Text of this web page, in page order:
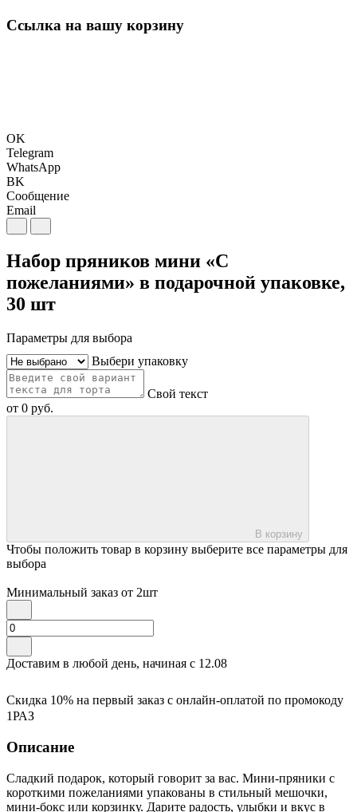
Ссылка на вашу корзину
OK
Telegram
WhatsApp
BK
Сообщение
Email
Набор пряников мини «С
пожеланиями» в подарочной упаковке,
30 шт
Параметры для выбора
Выбери упаковку
Свой текст
от 0 руб.
В корзину
Чтобы положить товар в корзину выберите все параметры для
выбора
Минимальный заказ от 2шт
Доставим в любой день, начиная с 12.08
Скидка 10% на первый заказ с онлайн-оплатой по промокоду
1РАЗ
Описание
Сладкий подарок, который говорит за вас. Мини-пряники с
короткими пожеланиями упакованы в стильный мешочки,
мини-бокс или корзинку. Дарите радость, улыбки и вкус в